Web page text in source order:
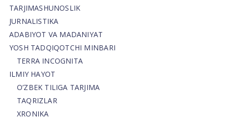
TARJIMASHUNOSLIK
JURNALISTIKA
ADABIYOT VA MADANIYAT
YOSH TADQIQOTCHI MINBARI
TERRA INCOGNITA
ILMIY HAYOT
O’ZBEK TILIGA TARJIMA
TAQRIZLAR
XRONIKA